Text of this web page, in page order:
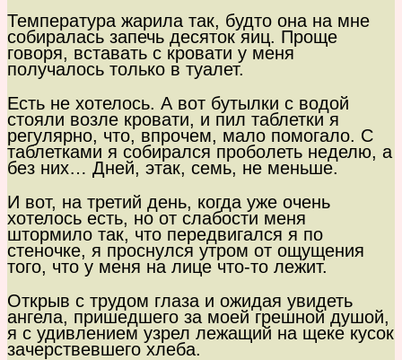
Температура жарила так, будто она на мне
собиралась запечь десяток яиц. Проще
говоря, вставать с кровати у меня
получалось только в туалет.
Есть не хотелось. А вот бутылки с водой
стояли возле кровати, и пил таблетки я
регулярно, что, впрочем, мало помогало. С
таблетками я собирался проболеть неделю, а
без них… Дней, этак, семь, не меньше.
И вот, на третий день, когда уже очень
хотелось есть, но от слабости меня
штормило так, что передвигался я по
стеночке, я проснулся утром от ощущения
того, что у меня на лице что-то лежит.
Открыв с трудом глаза и ожидая увидеть
ангела, пришедшего за моей грешной душой,
я с удивлением узрел лежащий на щеке кусок
зачерствевшего хлеба.